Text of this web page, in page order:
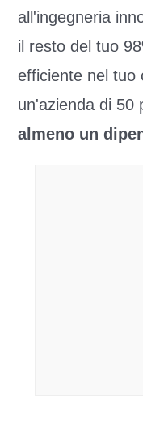
all'ingegneria
il resto del tuo
efficiente nel tuo
un'azienda di 50
almeno un